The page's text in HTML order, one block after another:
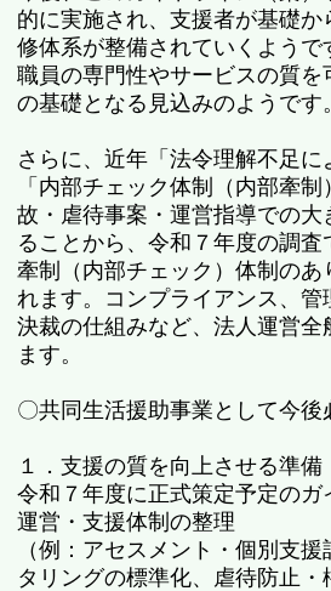
的に実施され、支援者が基礎
修体系が整備されていくようで
職員の専門性やサービスの質
の基礎となる見込みのようです。
さらに、近年「法令理解不足に
「内部チェック体制（内部牽
故・虐待事案・運営指導での大
ることから、令和７年度の調
牽制（内部チェック）体制のあ
れます。コンプライアンス、管
決裁の仕組みなど、法人運営
ます。
〇共同生活援助事業として今後
１．支援の質を向上させる準備
令和７年度に正式策定予定のガ
運営・支援体制の整理
（例：アセスメント・個別支
タリングの標準化、虐待防止・